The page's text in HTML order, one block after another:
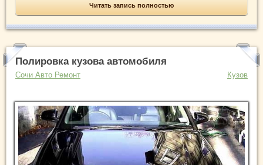
Читать запись полностью
Полировка кузова автомобиля
Сочи Авто Ремонт Кузов